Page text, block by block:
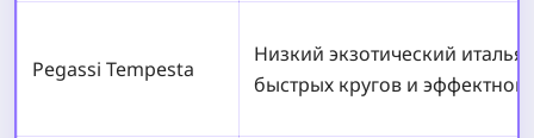
Pegassi Tempesta
Низкий экзотический
быстрых кругов и